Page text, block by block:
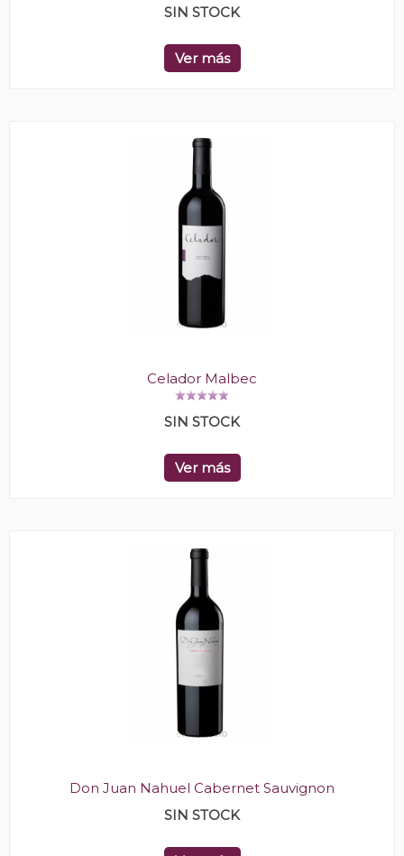
SIN STOCK
Ver más
Celador Malbec
SIN STOCK
Ver más
Don Juan Nahuel Cabernet Sauvignon
SIN STOCK